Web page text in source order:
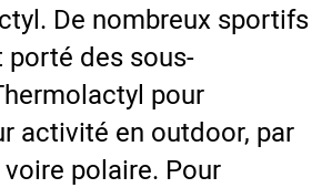
De nombreux sportifs
porté des sous-
pour
activité en outdoor, par
polaire. Pour